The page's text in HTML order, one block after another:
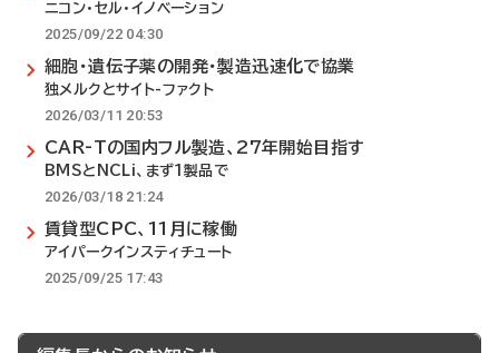
ニコン・セル・イノベーション
2025/09/22 04:30
細胞・遺伝子薬の開発・製造迅速化で協業
独メルクとサイト-ファクト
2026/03/11 20:53
CAR-Tの国内フル製造、27年開始目指す
BMSとNCLi、まず1製品で
2026/03/18 21:24
賃貸型CPC、11月に稼働
アイパークインスティチュート
2025/09/25 17:43